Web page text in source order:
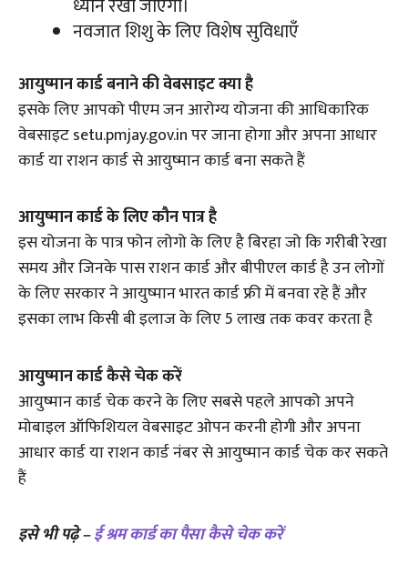
ध्यान रखा जाएगा।
नवजात शिशु के लिए विशेष सुविधाएँ
आयुष्मान कार्ड बनाने की वेबसाइट क्या है
इसके लिए आपको पीएम जन आरोग्य योजना की आधिकारिक
वेबसाइट setu.pmjay.gov.in पर जाना होगा और अपना आधार
कार्ड या राशन कार्ड से आयुष्मान कार्ड बना सकते हैं
आयुष्मान कार्ड के लिए कौन पात्र है
इस योजना के पात्र फोन लोगो के लिए है बिरहा जो कि गरीबी रेखा
समय और जिनके पास राशन कार्ड और बीपीएल कार्ड है उन लोगों
के लिए सरकार ने आयुष्मान भारत कार्ड फ्री में बनवा रहे हैं और
इसका लाभ किसी बी इलाज के लिए 5 लाख तक कवर करता है
आयुष्मान कार्ड कैसे चेक करें
आयुष्मान कार्ड चेक करने के लिए सबसे पहले आपको अपने
मोबाइल ऑफिशियल वेबसाइट ओपन करनी होगी और अपना
आधार कार्ड या राशन कार्ड नंबर से आयुष्मान कार्ड चेक कर सकते
हैं
इसे भी पढ़े –ई श्रम कार्ड का पैसा कैसे चेक करें